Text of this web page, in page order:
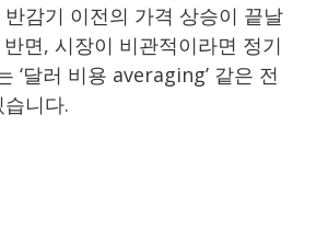
감기 이전의 가격 상승이 끝날
면, 시장이 비관적이라면 정기
‘달러 비용 averaging’ 같은 전
니다.